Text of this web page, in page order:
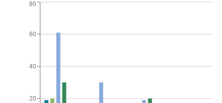
20
40
60
80